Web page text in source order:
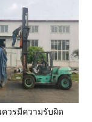
วรมีความรับผิด